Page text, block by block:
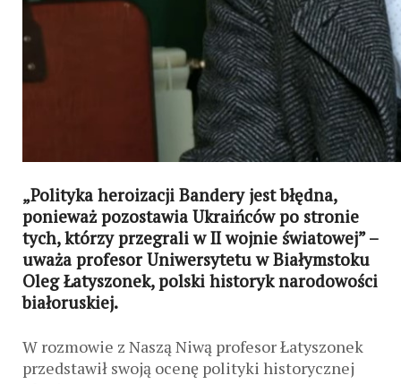
„Polityka heroizacji Bandery jest błędna,
ponieważ pozostawia Ukraińców po stronie
tych, którzy przegrali w II wojnie światowej” –
uważa profesor Uniwersytetu w Białymstoku
Oleg Łatyszonek, polski historyk narodowości
białoruskiej.
W rozmowie z Naszą Niwą profesor Łatyszonek
przedstawił swoją ocenę polityki historycznej